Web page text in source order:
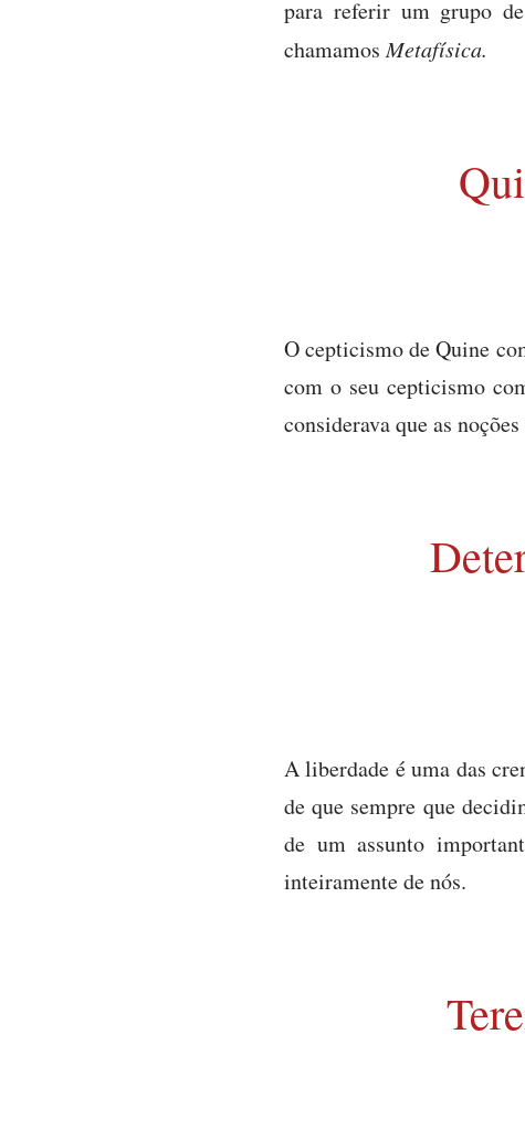
para referir um grupo
chamamosMetafísica.
O cepticismo de Quine
com o seu cepticismo
considerava que as
A liberdade é uma das
de que sempre que
de um assunto
inteiramente de nós.